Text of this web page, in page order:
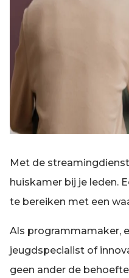
Met de
huiskamer bij je leden.
te bereiken met een
Als programmamaker,
jeugdspecialist of
geen ander de